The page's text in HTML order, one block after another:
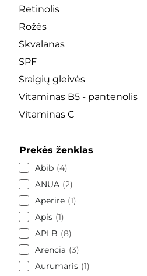
Retinolis
Rožės
Skvalanas
SPF
Sraigių gleivės
Vitaminas B5 - pantenolis
Vitaminas C
Prekės ženklas
Abib 4
ANUA 2
Aperire 1
Apis 1
APLB
8
Arencia
3
Aurumaris 1